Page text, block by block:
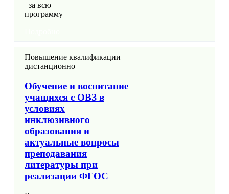
за всю
программу
Повышение квалификации
дистанционно
Обучение и воспитание
учащихся с ОВЗ в
условиях
инклюзивного
образования и
актуальные вопросы
преподавания
литературы при
реализации ФГОС